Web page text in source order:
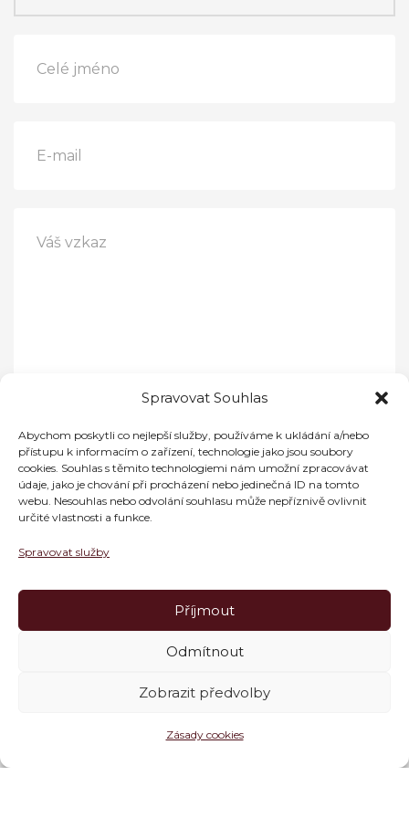
Spravovat Souhlas
Abychom poskytli co nejlepší služby, používáme k ukládání a/nebo
přístupu k informacím o zařízení, technologie jako jsou soubory
cookies. Souhlas s těmito technologiemi nám umožní zpracovávat
údaje, jako je chování při procházení nebo jedinečná ID na tomto
webu. Nesouhlas nebo odvolání souhlasu může nepříznivě ovlivnit
určité vlastnosti a funkce.
Spravovat služby
Příjmout
Odmítnout
Zobrazit předvolby
Zásady cookies